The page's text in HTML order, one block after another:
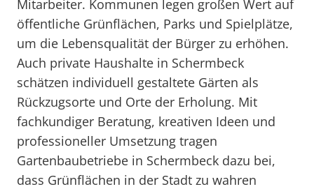
Mitarbeiter. Kommunen legen großen Wert auf
öffentliche Grünflächen, Parks und Spielplätze,
um die Lebensqualität der Bürger zu erhöhen.
Auch private Haushalte in Schermbeck
schätzen individuell gestaltete Gärten als
Rückzugsorte und Orte der Erholung. Mit
fachkundiger Beratung, kreativen Ideen und
professioneller Umsetzung tragen
Gartenbaubetriebe in Schermbeck dazu bei,
dass Grünflächen in der Stadt zu wahren